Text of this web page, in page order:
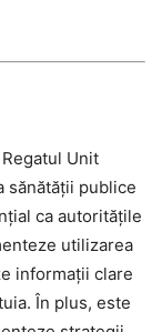
Unit
sănătății publice
ca autoritățile
utilizarea
informații clare
În plus, este